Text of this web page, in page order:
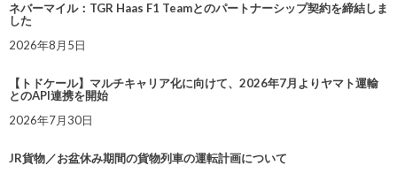
ネバーマイル：TGR Haas F1 Teamとのパートナーシップ契約を締結しま
した
2026年8月5日
【トドケール】マルチキャリア化に向けて、2026年7月よりヤマト運輸
とのAPI連携を開始
2026年7月30日
JR貨物／お盆休み期間の貨物列車の運転計画について